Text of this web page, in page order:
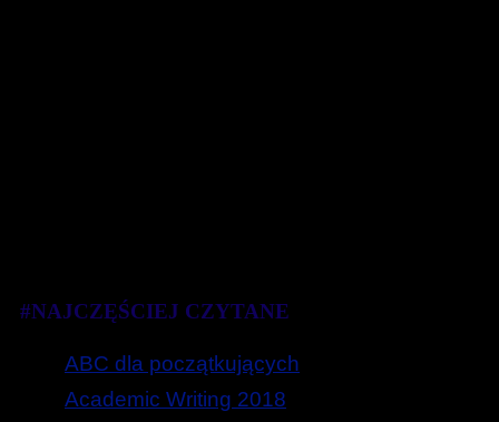
#NAJCZĘŚCIEJ CZYTANE
ABC dla początkujących
Academic Writing 2018